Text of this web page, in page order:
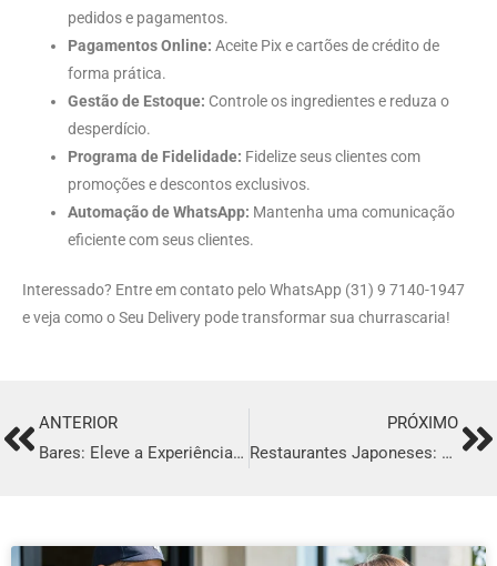
pedidos e pagamentos.
Pagamentos Online: Aceite Pix e cartões de crédito de
forma prática.
Gestão de Estoque: Controle os ingredientes e reduza o
desperdício.
Programa de Fidelidade: Fidelize seus clientes com
promoções e descontos exclusivos.
Automação de WhatsApp: Mantenha uma comunicação
eficiente com seus clientes.
Interessado? Entre em contato pelo WhatsApp (31) 9 7140-1947
e veja como o Seu Delivery pode transformar sua churrascaria!
PrevANTERIOR
Bares: Eleve a Experiência do Seu Bar com o Seu Delivery
PRÓXIMO
Restaurantes Japoneses: Eleve seu Restaurante Japonês com o Seu Delivery